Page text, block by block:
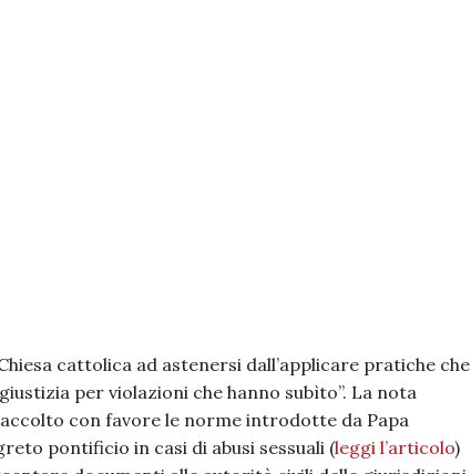
cattolica ad astenersi dall’applicare pratiche che
per violazioni che hanno subìto”. La nota
con favore le norme introdotte da Papa
pontificio in casi di abusi sessuali (leggi l’articolo)